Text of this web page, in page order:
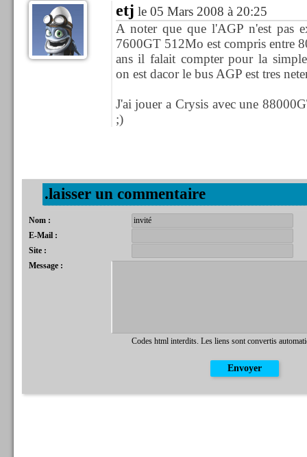
etj le 05 Mars 2008 à 20:25
A noter que que l'AGP n'est pas
7600GT 512Mo est compris entre
ans il falait compter pour la
on est dacor le bus AGP est tres
J'ai jouer a Crysis avec une
;)
.laisser un commentaire
Nom :
E-Mail :
Site :
Message :
Codes html interdits. Les liens sont convertis